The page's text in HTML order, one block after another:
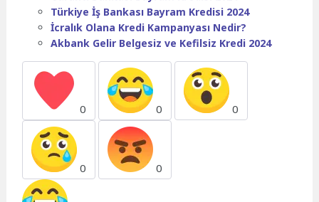
Türkiye İş Bankası Bayram Kredisi 2024
İcralık Olana Kredi Kampanyası Nedir?
Akbank Gelir Belgesiz ve Kefilsiz Kredi 2024
0 0 0
0 0